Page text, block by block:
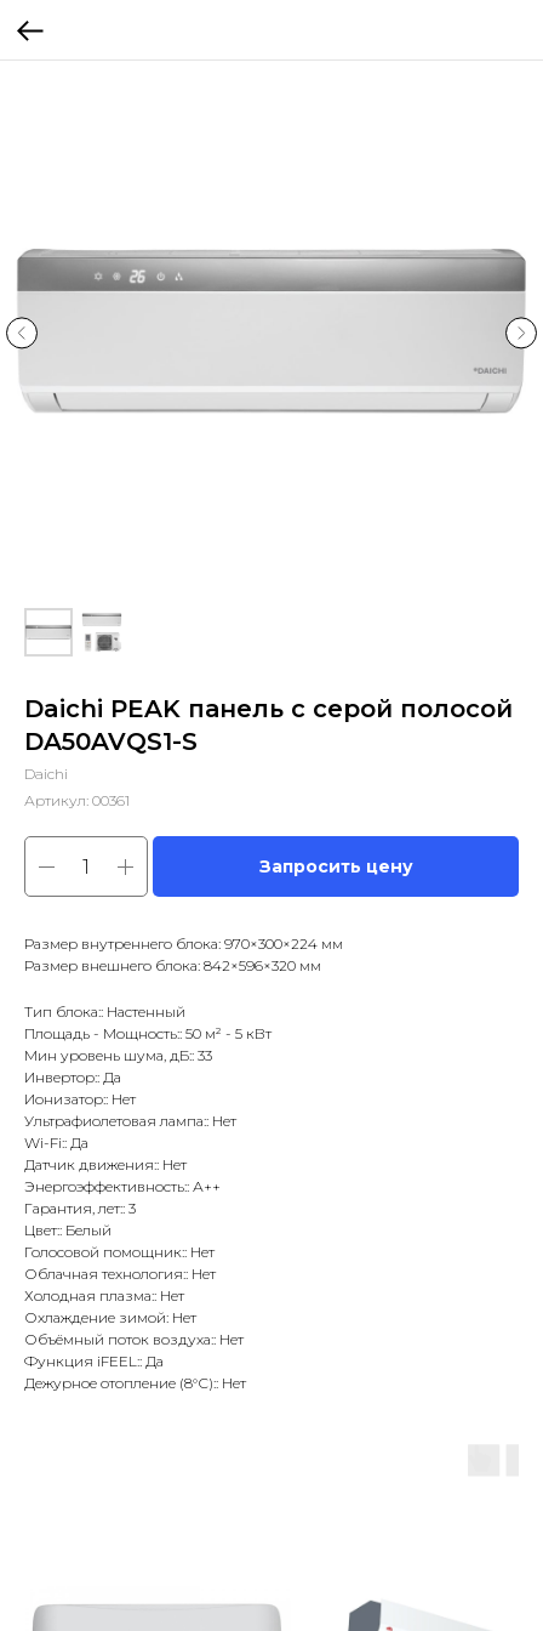
Daichi PEAK панель с серой полосой
DA50AVQS1-S
Daichi
Артикул: 00361
Запросить цену
Размер внутреннего блока: 970×300×224 мм
Размер внешнего блока: 842×596×320 мм
Тип блока:: Настенный
Площадь - Мощность:: 50 м² - 5 кВт
Мин уровень шума, дБ:: 33
Инвертор:: Да
Ионизатор:: Нет
Ультрафиолетовая лампа:: Нет
Wi-Fi:: Да
Датчик движения:: Нет
Энергоэффективность:: А++
Гарантия, лет:: 3
Цвет:: Белый
Голосовой помощник:: Нет
Облачная технология:: Нет
Холодная плазма:: Нет
Охлаждение зимой: Нет
Объёмный поток воздуха:: Нет
Функция iFEEL:: Да
Дежурное отопление (8°С):: Нет